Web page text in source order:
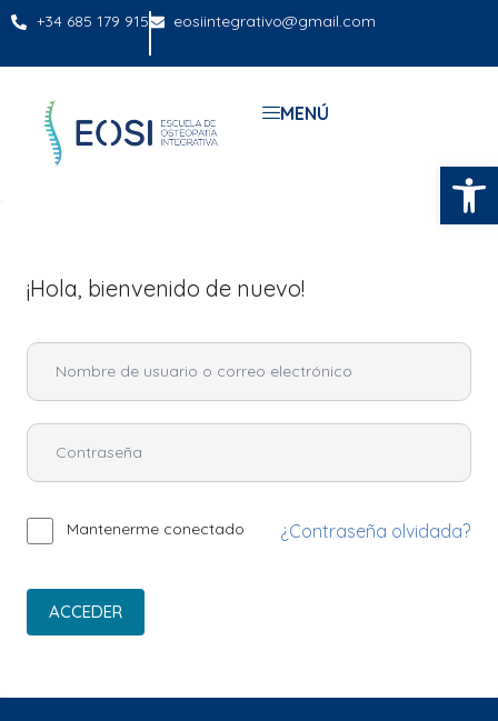
+34 685 179 915 eosiintegrativo@gmail.com
MENÚ
¡Hola, bienvenido de nuevo!
Mantenerme conectado ¿Contraseña olvidada?
ACCEDER